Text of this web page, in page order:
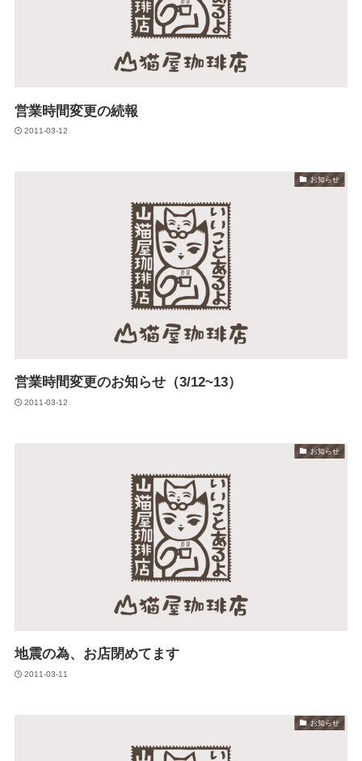
営業時間変更の続報
2011-03-12
お知らせ
営業時間変更のお知らせ（3/12~13）
2011-03-12
お知らせ
地震の為、お店閉めてます
2011-03-11
お知らせ